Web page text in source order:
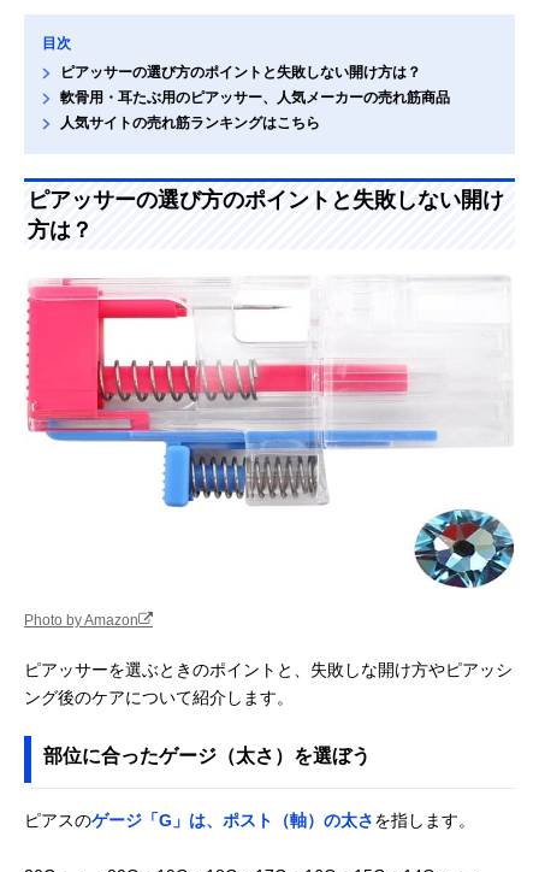
目次
ピアッサーの選び方のポイントと失敗しない開け方は？
軟骨用・耳たぶ用のピアッサー、人気メーカーの売れ筋商品
人気サイトの売れ筋ランキングはこちら
ピアッサーの選び方のポイントと失敗しない開け
方は？
Photo by Amazon
ピアッサーを選ぶときのポイントと、失敗しな開け方やピアッシ
ング後のケアについて紹介します。
部位に合ったゲージ（太さ）を選ぼう
ピアスのゲージ「G」は、ポスト（軸）の太さを指します。